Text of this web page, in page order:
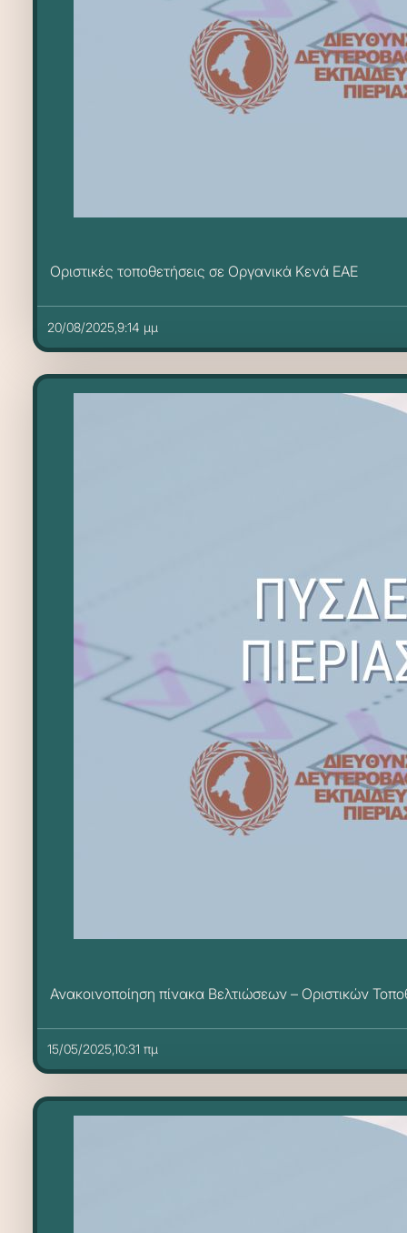
Οριστικές τοποθετήσεις σε Οργανικά Κενά ΕΑΕ
20/08/2025,9:14 μμ
Ανακοινοποίηση πίνακα Βελτιώσεων – Οριστικών
15/05/2025,10:31 πμ